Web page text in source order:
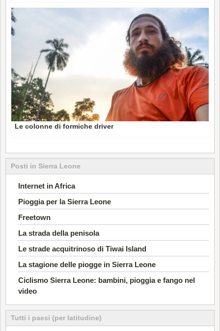
Le colonne di formiche driver
Posti in Sierra Leone
Internet in Africa
Pioggia per la Sierra Leone
Freetown
La strada della penisola
Le strade acquitrinoso di Tiwai Island
La stagione delle piogge in Sierra Leone
Ciclismo Sierra Leone: bambini, pioggia e fango nel
video
Tutti i paesi (per latitudine)